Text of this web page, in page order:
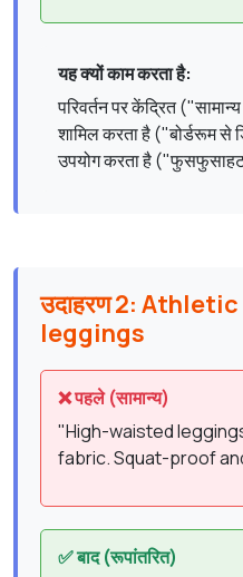
यह क्यों काम करता है:
परिवर्तन पर केंद्रित
शामिल करता है ("बोर्डरूम से
उपयोग करता है
उदाहरण 2:
leggings
❌ पहले (सामान्य)
"High-waisted
fabric. Squat-proof
✅ बाद (रूपांतरित)